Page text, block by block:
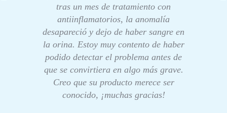
tras un mes de tratamiento con
antiinflamatorios, la anomalía
desapareció y dejo de haber sangre en
la orina. Estoy muy contento de haber
podido detectar el problema antes de
que se convirtiera en algo más grave.
Creo que su producto merece ser
conocido, ¡muchas gracias!